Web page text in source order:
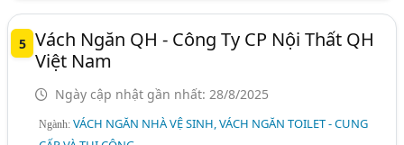
5 Vách Ngăn QH - Công Ty CP Nội Thất QH
Việt Nam
Ngày cập nhật gần nhất: 28/8/2025
Ngành:VÁCH NGĂN NHÀ VỆ SINH, VÁCH NGĂN TOILET - CUNG